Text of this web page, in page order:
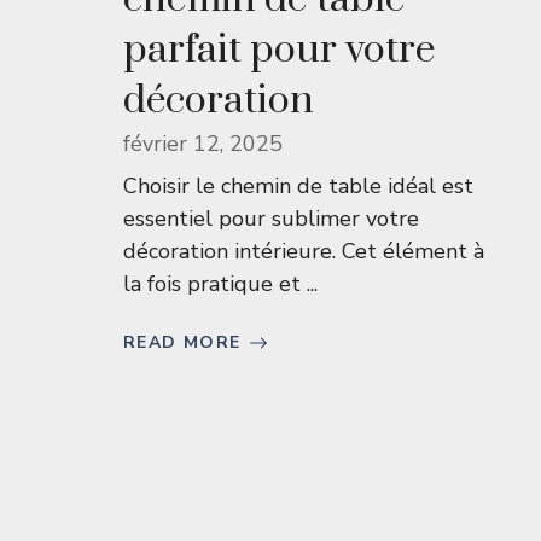
parfait pour votre
décoration
février 12, 2025
Choisir le chemin de table idéal est
essentiel pour sublimer votre
décoration intérieure. Cet élément à
la fois pratique et ...
READ MORE